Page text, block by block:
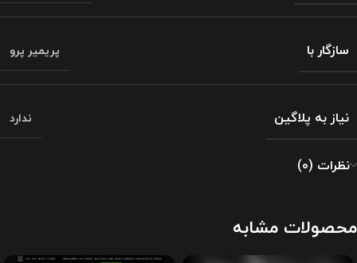
سازگار با پریمیر پرو
نیاز به پلاگین ندارد
نظرات (0)
محصولات مشابه